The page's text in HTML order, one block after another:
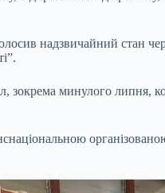
надзвичайний стан
минулого липня,